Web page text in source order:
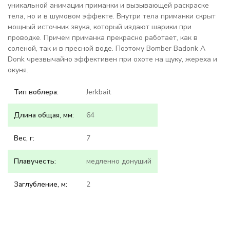
уникальной анимации приманки и вызывающей раскраске
тела, но и в шумовом эффекте. Внутри тела приманки скрыт
мощный источник звука, который издают шарики при
проводке. Причем приманка прекрасно работает, как в
соленой, так и в пресной воде. Поэтому Bomber Badonk A
Donk чрезвычайно эффективен при охоте на щуку, жереха и
окуня.
Тип воблера: Jerkbait
Длина общая, мм: 64
Вес, г: 7
Плавучесть: медленно донущий
Заглубление, м: 2